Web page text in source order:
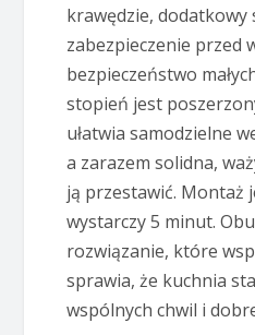
krawędzie, dodatkowy
zabezpieczenie przed
bezpieczeństwo
stopień jest
ułatwia samodzielne
a zarazem solidna,
ją przestawić. Montaż
wystarczy 5 minut.
rozwiązanie, które
sprawia, że kuchnia
wspólnych chwil i